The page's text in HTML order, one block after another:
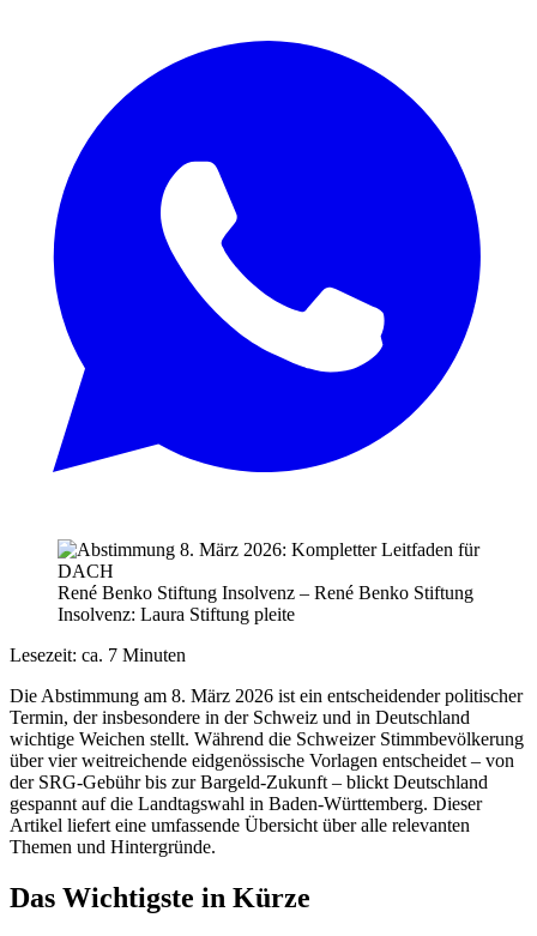
René Benko Stiftung Insolvenz – René Benko Stiftung
Insolvenz: Laura Stiftung pleite
Lesezeit: ca. 7 Minuten
Die Abstimmung am 8. März 2026 ist ein entscheidender politischer
Termin, der insbesondere in der Schweiz und in Deutschland
wichtige Weichen stellt. Während die Schweizer Stimmbevölkerung
über vier weitreichende eidgenössische Vorlagen entscheidet – von
der SRG-Gebühr bis zur Bargeld-Zukunft – blickt Deutschland
gespannt auf die Landtagswahl in Baden-Württemberg. Dieser
Artikel liefert eine umfassende Übersicht über alle relevanten
Themen und Hintergründe.
Das Wichtigste in Kürze